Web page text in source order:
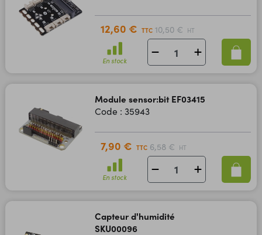
12,60 € TTC 10,50 € HT
En stock
Module sensor:bit EF03415
Code : 35943
7,90 € TTC 6,58 € HT
En stock
Capteur d'humidité
SKU00096